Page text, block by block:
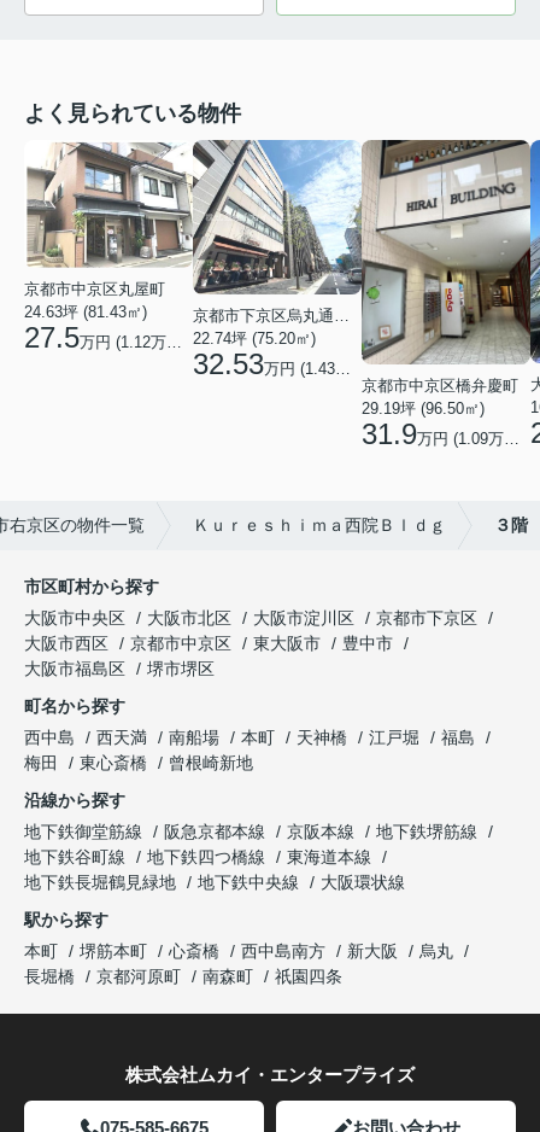
よく見られている物件
京都市中京区丸屋町
24.63坪 (81.43㎡)
27.5万円 (1.12万円/坪)
京都市下京区烏丸通五条上る五条烏丸町
22.74坪 (75.20㎡)
32.53万円 (1.43万円/坪)
京都市中京区橋弁慶町
29.19坪 (96.50㎡)
31.9万円 (1.09万円/坪)
右京区の物件一覧 Ｋｕｒｅｓｈｉｍａ西院Ｂｌｄｇ ３階
市区町村から探す
大阪市中央区
大阪市北区 大阪市淀川区
京都市下京区
大阪市西区
京都市中京区 東大阪市
豊中市
大阪市福島区
堺市堺区
町名から探す
西中島
西天満 南船場 本町 天神橋 江戸堀
福島
梅田
東心斎橋
曾根崎新地
沿線から探す
地下鉄御堂筋線
阪急京都本線 京阪本線
地下鉄堺筋線
地下鉄谷町線
地下鉄四つ橋線
東海道本線
地下鉄長堀鶴見緑地
地下鉄中央線
大阪環状線
駅から探す
本町
堺筋本町 心斎橋 西中島南方 新大阪
烏丸
長堀橋
京都河原町 南森町 祇園四条
株式会社ムカイ・エンタープライズ